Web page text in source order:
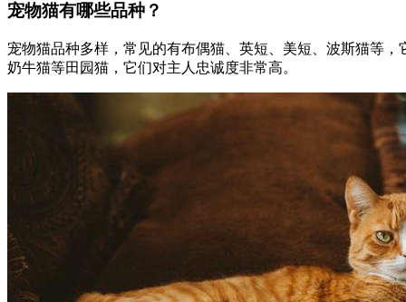
宠物猫有哪些品种？
宠物猫品种多样，常见的有布偶猫、英短、美短、波斯猫等
奶牛猫等田园猫，它们对主人忠诚度非常高。